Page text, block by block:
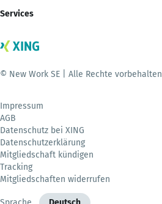
Services
© New Work SE | Alle Rechte vorbehalten
Impressum
AGB
Datenschutz bei XING
Datenschutzerklärung
Mitgliedschaft kündigen
Tracking
Mitgliedschaften widerrufen